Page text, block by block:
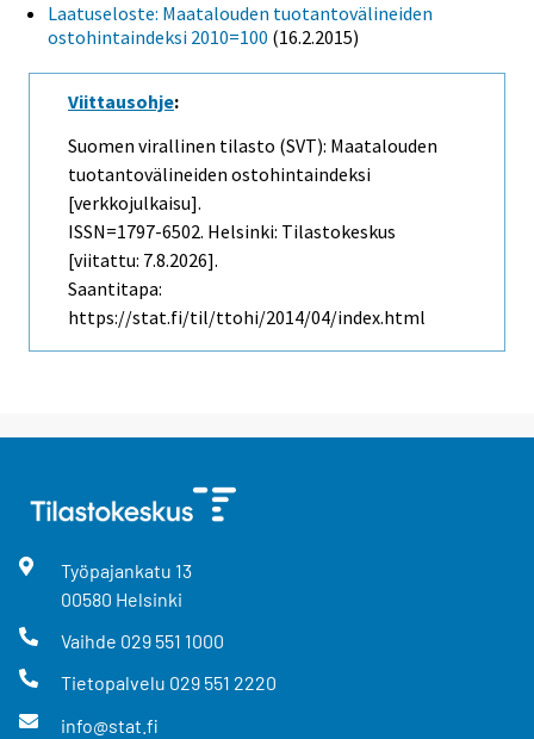
Laatuseloste: Maatalouden tuotantovälineiden
ostohintaindeksi 2010=100 (16.2.2015)
Viittausohje:
Suomen virallinen tilasto (SVT): Maatalouden
tuotantovälineiden ostohintaindeksi
[verkkojulkaisu].
ISSN=1797-6502. Helsinki: Tilastokeskus
[viitattu: 7.8.2026].
Saantitapa:
https://stat.fi/til/ttohi/2014/04/index.html
Työpajankatu 13
00580 Helsinki
Vaihde 029 551 1000
Tietopalvelu 029 551 2220
info@stat.fi